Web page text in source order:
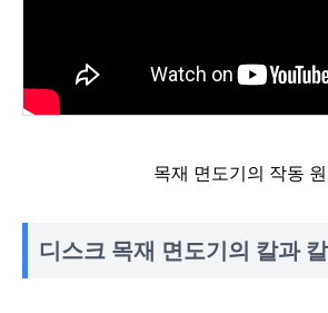
목재 면도기의 작동
디스크 목재 면도기의 칼과